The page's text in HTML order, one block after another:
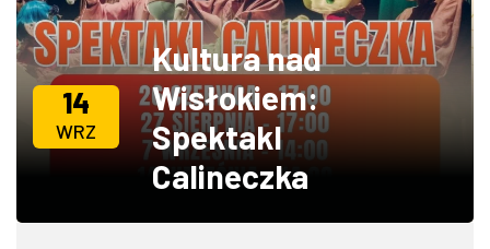
ZDJĘCIA
W RZESZOWIE
14
WRZ
Kultura nad
Wisłokiem:
Spektakl
Calineczka